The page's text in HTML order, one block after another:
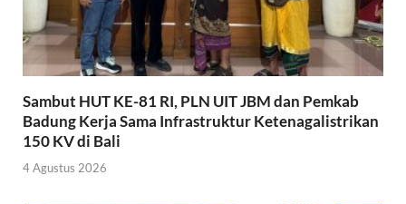
Sambut HUT KE-81 RI, PLN UIT JBM dan Pemkab
Badung Kerja Sama Infrastruktur Ketenagalistrikan
150 KV di Bali
4 Agustus 2026